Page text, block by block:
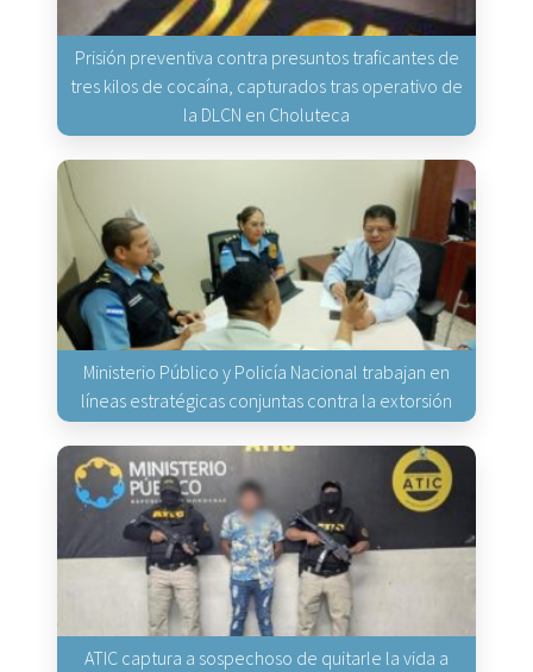
Prisión preventiva contra presuntos traficantes de
tres kilos de cocaína, capturados tras operativo de
la DLCN en Choluteca
Ministerio Público y Policía Nacional trabajan en
líneas estratégicas conjuntas contra la extorsión
ATIC captura a sospechoso de quitarle la vida a